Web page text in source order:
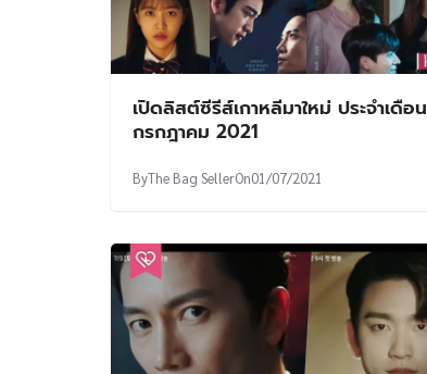
เปิดลิสต์ซีรีส์เกาหลีมาใหม่ ประจำเดือน
กรกฎาคม 2021
ByThe Bag SellerOn01/07/2021